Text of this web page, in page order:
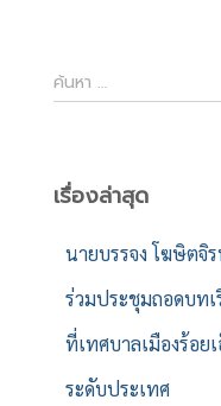
ค้
น
สำ
ค้นหา …
เรื่องล่าสุด
นายบรรจง โฆษิตจิ
ร่วมประชุมถอดบทเ
ที่เทศบาลเมืองร้อย
ระดับประเทศ